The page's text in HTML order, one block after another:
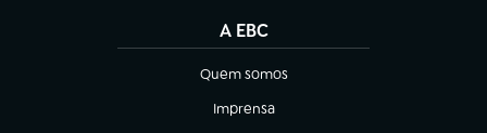
A EBC
Quem somos
(abre em nova aba)
Imprensa
(abre em nova aba)